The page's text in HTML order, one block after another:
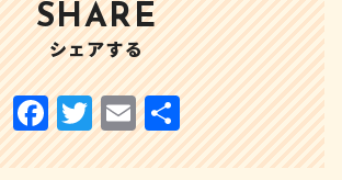
SHARE
シェアする
F
a
T
w
E
m
共
有